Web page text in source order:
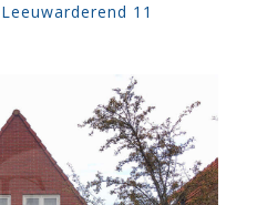
Leeuwarderend 11